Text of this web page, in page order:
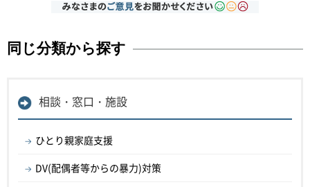
同じ分類から探す
相談・窓口・施設
ひとり親家庭支援
DV(配偶者等からの暴力)対策